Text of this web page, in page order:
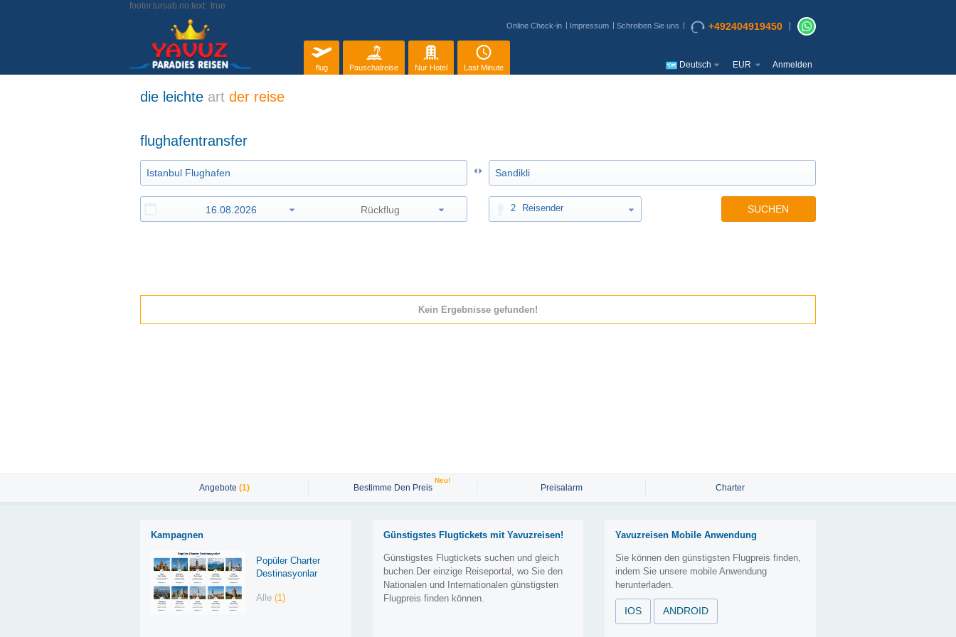
footer.tursab.no.text: true
Online Check-in Impressum Schreiben Sie uns +492404919450
flug Pauschalreise Nur Hotel Last Minute Deutsch EUR Anmelden
die leichte art der reise
flughafentransfer
2 Reisender SUCHEN
Kein Ergebnisse gefunden!
Angebote (1) Bestimme Den Preis
Neu!
Preisalarm Charter
Kampagnen
Popüler Charter
Destinasyonlar
Alle(1)
Günstigstes Flugtickets mit Yavuzreisen!
Günstigstes Flugtickets suchen und gleich
buchen.Der einzige Reiseportal, wo Sie den
Nationalen und Internationalen günstigsten
Flugpreis finden können.
Yavuzreisen Mobile Anwendung
Sie können den günstigsten Flugpreis finden,
indem Sie unsere mobile Anwendung
herunterladen.
IOS ANDROID